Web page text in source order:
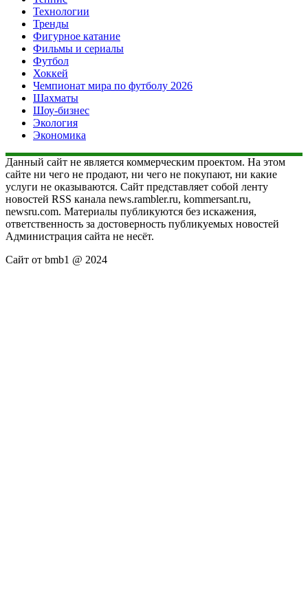
Технологии
Тренды
Фигурное катание
Фильмы и сериалы
Футбол
Хоккей
Чемпионат мира по футболу 2026
Шахматы
Шоу-бизнес
Экология
Экономика
Данный сайт не является коммерческим проектом. На этом
сайте ни чего не продают, ни чего не покупают, ни какие
услуги не оказываются. Сайт представляет собой ленту
новостей RSS канала news.rambler.ru, kommersant.ru,
newsru.com. Материалы публикуются без искажения,
ответственность за достоверность публикуемых новостей
Администрация сайта не несёт.
Сайт от bmb1 @ 2024